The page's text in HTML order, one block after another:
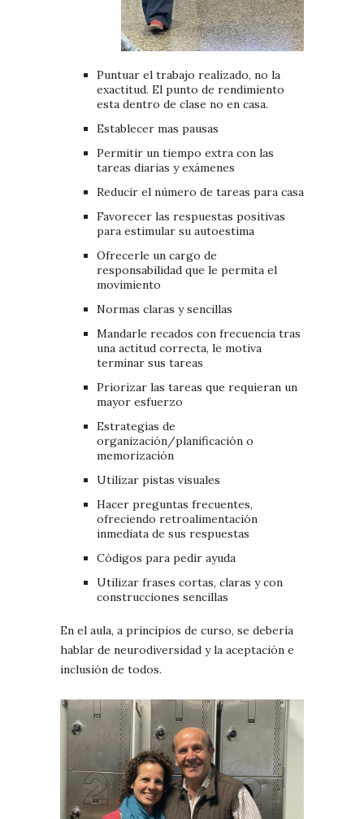
Puntuar el trabajo realizado, no la
exactitud. El punto de rendimiento
esta dentro de clase no en casa.
Establecer mas pausas
Permitir un tiempo extra con las
tareas diarias y exámenes
Reducir el número de tareas para casa
Favorecer las respuestas positivas
para estimular su autoestima
Ofrecerle un cargo de
responsabilidad que le permita el
movimiento
Normas claras y sencillas
Mandarle recados con frecuencia tras
una actitud correcta, le motiva
terminar sus tareas
Priorizar las tareas que requieran un
mayor esfuerzo
Estrategias de
organización/planificación o
memorización
Utilizar pistas visuales
Hacer preguntas frecuentes,
ofreciendo retroalimentación
inmediata de sus respuestas
Códigos para pedir ayuda
Utilizar frases cortas, claras y con
construcciones sencillas
En el aula, a principios de curso, se debería
hablar de neurodiversidad y la aceptación e
inclusión de todos.